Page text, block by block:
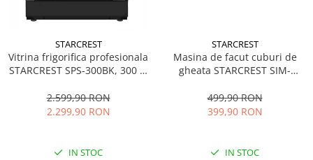
STARCREST
Vitrina frigorifica profesionala
STARCREST SPS-300BK, 300 L,
LED, H 169.5 cm, Negru
2.599,90 RON
2.299,90 RON
IN STOC
STARCREST
Masina de facut cuburi de
gheata STARCREST SIM-
12Kg/24h, Cos gheata
detasabil, Rezervor apa 0.8 l,
499,90 RON
399,90 RON
IN STOC